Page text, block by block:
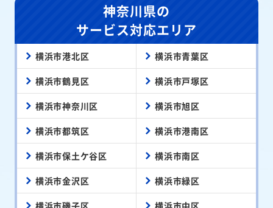
神奈川県の
サービス対応エリア
横浜市港北区 横浜市青葉区
横浜市鶴見区 横浜市戸塚区
横浜市神奈川区 横浜市旭区
横浜市都筑区 横浜市港南区
横浜市保土ケ谷区 横浜市南区
横浜市金沢区 横浜市緑区